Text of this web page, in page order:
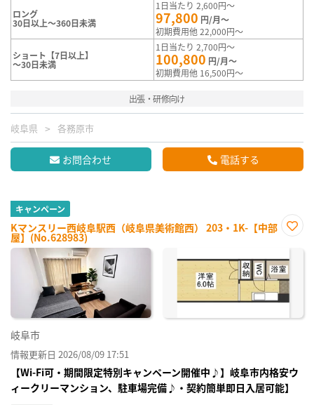
ロング
30日以上～360日未満
1日当たり 2,600円～
97,800 円/月～
初期費用他 22,000円～
ショート【7日以上】
～30日未満
1日当たり 2,700円～
100,800 円/月～
初期費用他 16,500円～
出張・研修向け
岐阜県 各務原市
お問合わせ 電話する
キャンペーン
Kマンスリー西岐阜駅西（岐阜県美術館西） 203・1K-【中部
屋】(No.628983)
に入
り登
録
岐阜市
情報更新日 2026/08/09 17:51
【Wi-Fi可・期間限定特別キャンペーン開催中♪】岐阜市内格安ウ
ィークリーマンション、駐車場完備♪・契約簡単即日入居可能】